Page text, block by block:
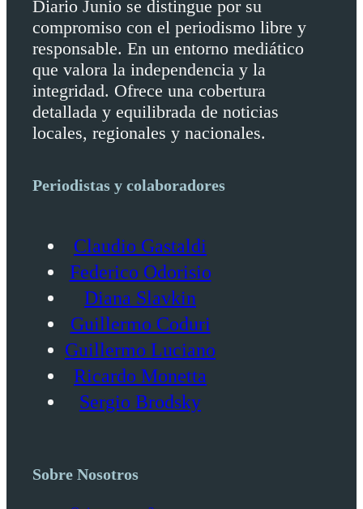
Diario Junio se distingue por su
compromiso con el periodismo libre y
responsable. En un entorno mediático
que valora la independencia y la
integridad. Ofrece una cobertura
detallada y equilibrada de noticias
locales, regionales y nacionales.
Periodistas y colaboradores
Claudio Gastaldi
Federico Odorisio
Diana Slavkin
Guillermo Coduri
Guillermo Luciano
Ricardo Monetta
Sergio Brodsky
Sobre Nosotros